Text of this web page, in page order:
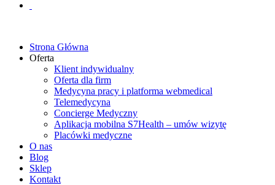
Strona Główna
Oferta
Klient indywidualny
Oferta dla firm
Medycyna pracy i platforma webmedical
Telemedycyna
Concierge Medyczny
Aplikacja mobilna S7Health – umów wizytę
Placówki medyczne
O nas
Blog
Sklep
Kontakt